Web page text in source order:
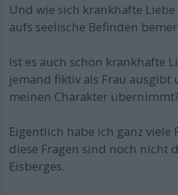
Und wie sich krankhafte
aufs seelische Befinden
Ist es auch schon krankhafte
jemand fiktiv als Frau ausgibt
meinen Charakter übernimmt?
Eigentlich habe ich ganz viele
diese Fragen sind noch nicht
Eisberges.